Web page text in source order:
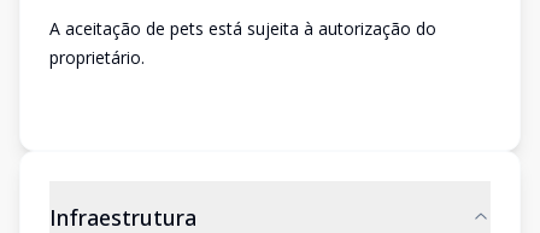
A aceitação de pets está sujeita à autorização do
proprietário.
Infraestrutura